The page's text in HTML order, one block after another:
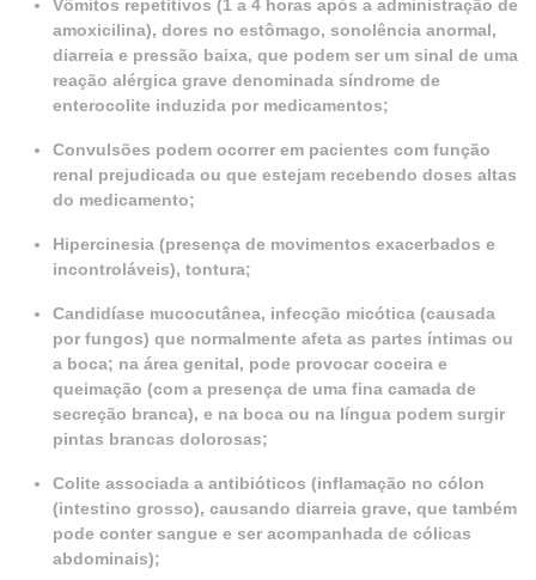
Vômitos repetitivos (1 a 4 horas após a administração de
amoxicilina), dores no estômago, sonolência anormal,
diarreia e pressão baixa, que podem ser um sinal de uma
reação alérgica grave denominada síndrome de
enterocolite induzida por medicamentos;
Convulsões podem ocorrer em pacientes com função
renal prejudicada ou que estejam recebendo doses altas
do medicamento;
Hipercinesia (presença de movimentos exacerbados e
incontroláveis), tontura;
Candidíase mucocutânea, infecção micótica (causada
por fungos) que normalmente afeta as partes íntimas ou
a boca; na área genital, pode provocar coceira e
queimação (com a presença de uma fina camada de
secreção branca), e na boca ou na língua podem surgir
pintas brancas dolorosas;
Colite associada a antibióticos (inflamação no cólon
(intestino grosso), causando diarreia grave, que também
pode conter sangue e ser acompanhada de cólicas
abdominais);